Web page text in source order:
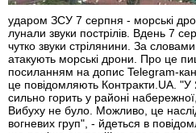
ударом ЗСУ 7 серпня - морські
лунали звуки пострілів. Вдень 7
чутко звуки стрілянини. За
атакують морські дрони. Про це
посиланням на допис Telegram-
це повідомляють Контракти.UA. "У
сильно горить у районі
Вибуху не було. Можливо, це
вогневих груп", - йдеться в